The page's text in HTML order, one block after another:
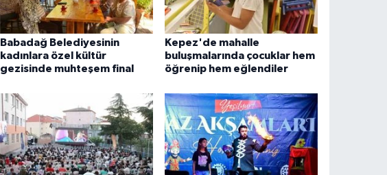
Babadağ Belediyesinin
kadınlara özel kültür
gezisinde muhteşem final
Kepez'de mahalle
buluşmalarında çocuklar hem
öğrenip hem eğlendiler